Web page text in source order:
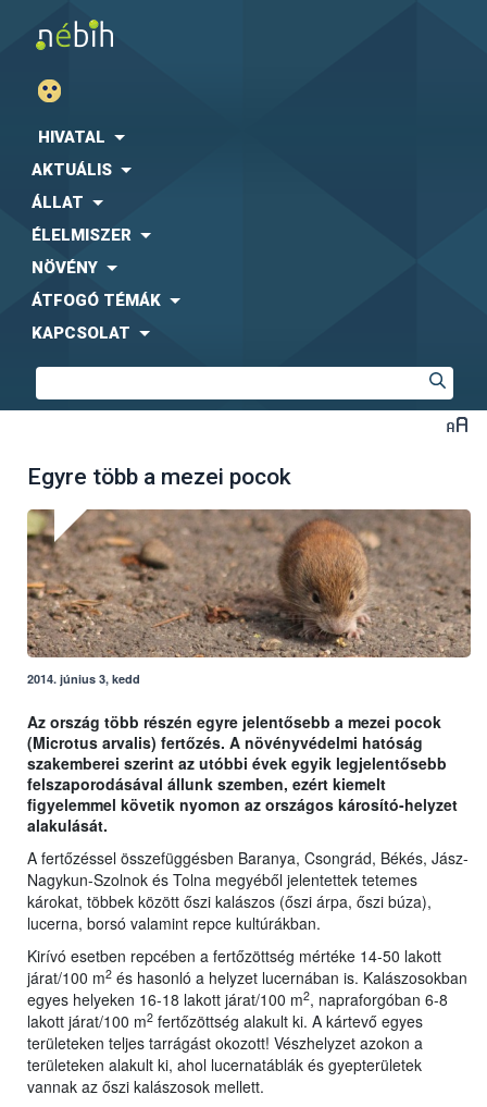
HIVATAL
AKTUÁLIS
ÁLLAT
ÉLELMISZER
NÖVÉNY
ÁTFOGÓ TÉMÁK
KAPCSOLAT
Egyre több a mezei pocok
2014. június 3, kedd
Az ország több részén egyre jelentősebb a mezei pocok
(Microtus arvalis) fertőzés. A növényvédelmi hatóság
szakemberei szerint az utóbbi évek egyik legjelentősebb
felszaporodásával állunk szemben, ezért kiemelt
figyelemmel követik nyomon az országos károsító-helyzet
alakulását.
A fertőzéssel összefüggésben Baranya, Csongrád, Békés, Jász-
Nagykun-Szolnok és Tolna megyéből jelentettek tetemes
károkat, többek között őszi kalászos (őszi árpa, őszi búza),
lucerna, borsó valamint repce kultúrákban.
Kirívó esetben repcében a fertőzöttség mértéke 14-50 lakott
járat/100 m2 és hasonló a helyzet lucernában is. Kalászosokban
egyes helyeken 16-18 lakott járat/100 m2, napraforgóban 6-8
lakott járat/100 m2 fertőzöttség alakult ki. A kártevő egyes
területeken teljes tarrágást okozott! Vészhelyzet azokon a
területeken alakult ki, ahol lucernatáblák és gyepterületek
vannak az őszi kalászosok mellett.